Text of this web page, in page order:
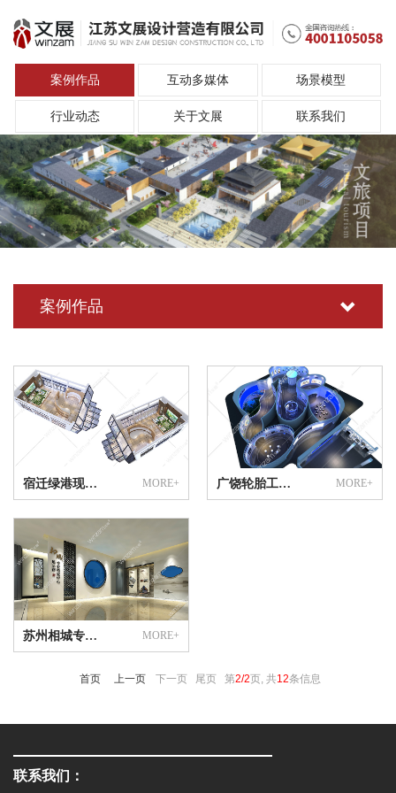
案例作品 互动多媒体 场景模型
行业动态 关于文展 联系我们
案例作品
宿迁绿港现代农业技术展馆 MORE+ 广饶轮胎工业展览馆 MORE+
苏州相城专业档案中心展示馆 MORE+
首页 上一页 下一页 尾页 第2/2页, 共12条信息
联系我们：